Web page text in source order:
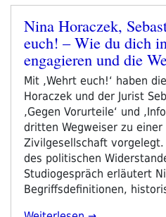
Ein
Gedicht
#39:
Christian
Futscher“
Veröffentlicht
am
Nina Horaczek,
euch! – Wie du dich
engagieren und die
Mit ‚Wehrt euch!‘ haben
Horaczek und der Jurist
‚Gegen Vorurteile‘ und
dritten Wegweiser zu einer
Zivilgesellschaft
des politischen
Studiogespräch erläutert
Begriffsdefinitionen,